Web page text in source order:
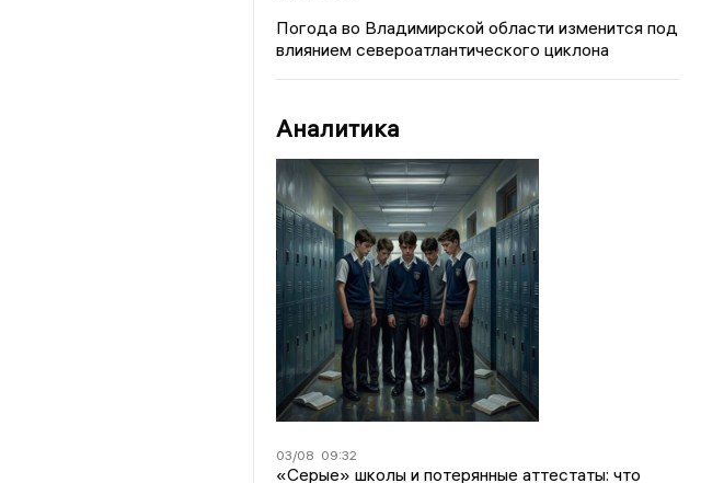
Погода во Владимирской области изменится под
влиянием североатлантического циклона
Аналитика
03/08 09:32
«Серые» школы и потерянные аттестаты: что